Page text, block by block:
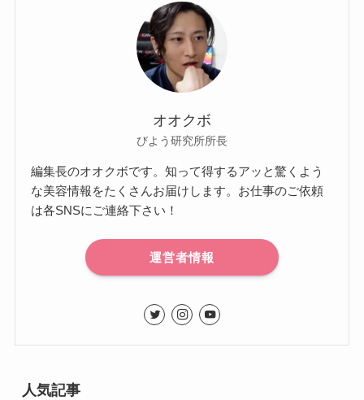
オオクボ
びよう研究所所長
編集長のオオクボです。知って得するアッと驚くよう
な美容情報をたくさんお届けします。お仕事のご依頼
は各SNSにご連絡下さい！
運営者情報
人気記事